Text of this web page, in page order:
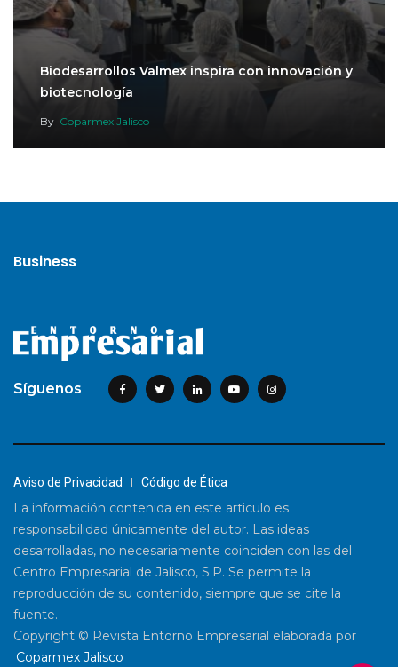
Biodesarrollos Valmex inspira con innovación y
biotecnología
By Coparmex Jalisco
Business
Síguenos
Aviso de Privacidad Código de Ética
La información contenida en este articulo es
responsabilidad únicamente del autor. Las ideas
desarrolladas, no necesariamente coinciden con las del
Centro Empresarial de Jalisco, S.P. Se permite la
reproducción de su contenido, siempre que se cite la
fuente.
Copyright © Revista Entorno Empresarial elaborada por
Coparmex Jalisco